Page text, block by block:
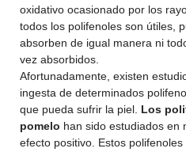
oxidativo ocasionado por los
todos los polifenoles son útiles,
absorben de igual manera ni
vez absorbidos.
Afortunadamente, existen
ingesta de determinados
que pueda sufrir la piel. Los
pomelo han sido estudiados en
efecto positivo. Estos